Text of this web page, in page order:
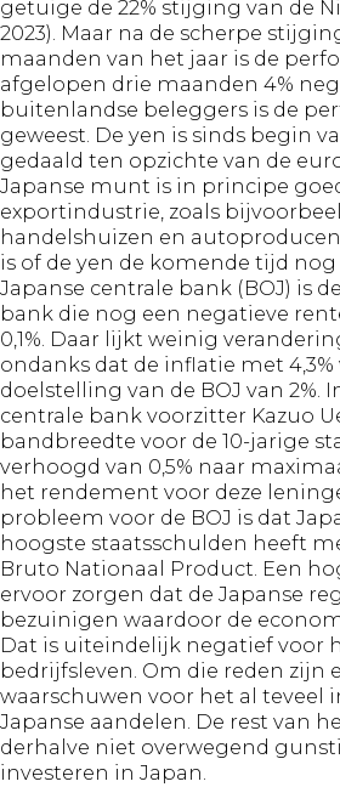
getuige de 22% stijging van de
2023). Maar na de scherpe
maanden van het jaar is de
afgelopen drie maanden 4%
buitenlandse beleggers is de
geweest. De yen is sinds begin
gedaald ten opzichte van de
Japanse munt is in principe
exportindustrie, zoals
handelshuizen en
is of de yen de komende tijd nog
Japanse centrale bank (BOJ) is
bank die nog een negatieve
0,1%. Daar lijkt weinig
ondanks dat de inflatie met
doelstelling van de BOJ van 2%.
centrale bank voorzitter Kazuo
bandbreedte voor de 10-jarige
verhoogd van 0,5% naar
het rendement voor deze
probleem voor de BOJ is dat
hoogste staatsschulden heeft
Bruto Nationaal Product. Een
ervoor zorgen dat de Japanse
bezuinigen waardoor de
Dat is uiteindelijk negatief voor
bedrijfsleven. Om die reden zijn
waarschuwen voor het al teveel
Japanse aandelen. De rest van
derhalve niet overwegend
investeren in Japan.